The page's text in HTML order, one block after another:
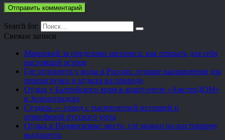
Search for:
Свежие записи
Маврикий за пределами шезлонга: как открыть для себя
настоящий остров
Где отдохнуть у воды в России: лучшие направления для
перезагрузки и отдыха на природе
Отдых у Балтийского моря в апарт-отеле «АмстерДОМ»
в Зеленоградске
Суздаль — город с тысячелетней историей и
атмосферой русского уюта
Отдых в Подмосковье: место, где можно по-настоящему
выдохнуть